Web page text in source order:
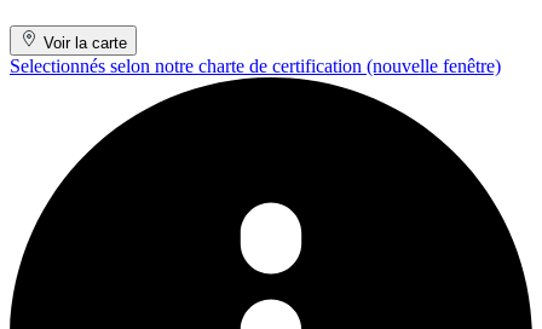
Voir la carte
Selectionnés selon notre charte de certification (nouvelle fenêtre)